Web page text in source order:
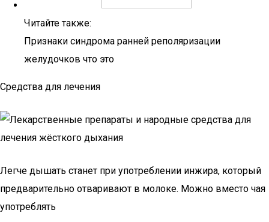
Читайте также:
Признаки синдрома ранней реполяризации
желудочков что это
Средства для лечения
Легче дышать станет при употреблении инжира, который
предварительно отваривают в молоке. Можно вместо чая
употреблять